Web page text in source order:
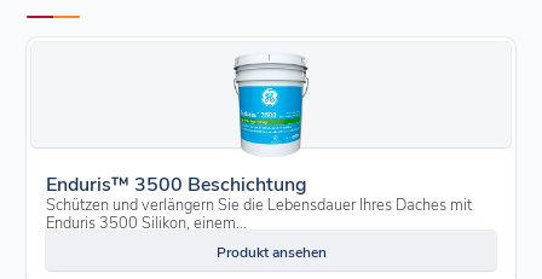
Enduris™ 3500 Beschichtung
Schützen und verlängern Sie die Lebensdauer Ihres Daches mit
Enduris 3500 Silikon, einem...
Produkt ansehen